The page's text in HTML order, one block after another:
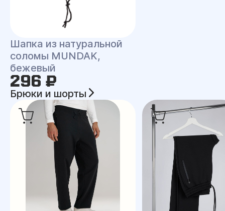
Шапка из натуральной
соломы MUNDAK,
бежевый
296 ₽
Брюки и шорты